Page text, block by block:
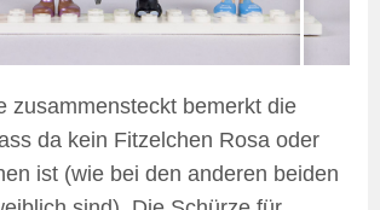
zusammensteckt bemerkt die
da kein Fitzelchen Rosa oder
ist (wie bei den anderen beiden